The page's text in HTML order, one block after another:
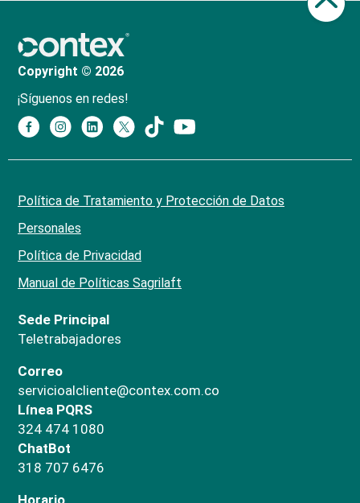
Copyright © 2026
¡Síguenos en redes!
Política de Tratamiento y Protección de Datos
Personales
Política de Privacidad
Manual de Políticas Sagrilaft
Sede Principal
Teletrabajadores
Correo
servicioalcliente@contex.com.co
Línea PQRS
324 474 1080
ChatBot
318 707 6476
Horario